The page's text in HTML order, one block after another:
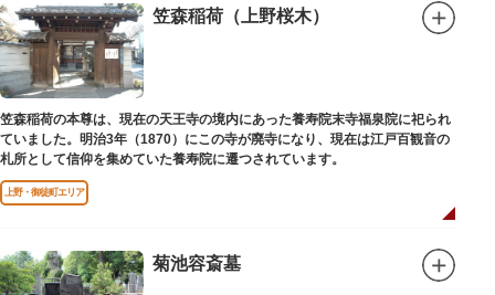
笠森稲荷（上野桜木）
笠森稲荷の本尊は、現在の天王寺の境内にあった養寿院末寺福泉院に祀られ
ていました。明治3年（1870）にこの寺が廃寺になり、現在は江戸百観音の
札所として信仰を集めていた養寿院に遷つされています。
上野・御徒町エリア
菊池容斎墓